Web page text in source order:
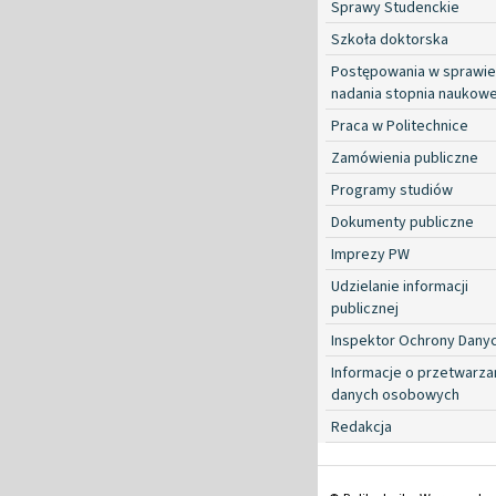
Sprawy Studenckie
Szkoła doktorska
Postępowania w sprawie
nadania stopnia
Praca w Politechnice
Zamówienia publiczne
Programy studiów
Dokumenty publiczne
Imprezy PW
Udzielanie informacji
publicznej
Inspektor Ochrony
Informacje o
danych osobowych
Redakcja